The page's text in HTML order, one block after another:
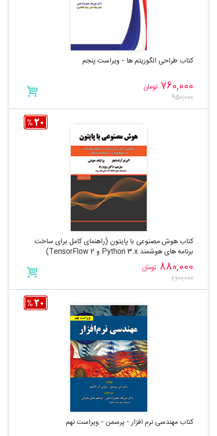
کتاب طراحی الگوریتم ها - ویراست پنجم
760,000 تومان
950,000
کتاب هوش مصنوعی با پایتون (راهنمای کامل برای ساخت
برنامه های هوشمند Python 3.x و TensorFlow 2)
880,000 تومان
1,100,000
کتاب مهندسی نرم افزار - پرسمن - ویراست نهم